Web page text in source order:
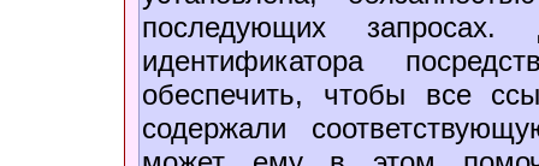
последующих
идентификатора
обеспечить, чтобы все
содержали